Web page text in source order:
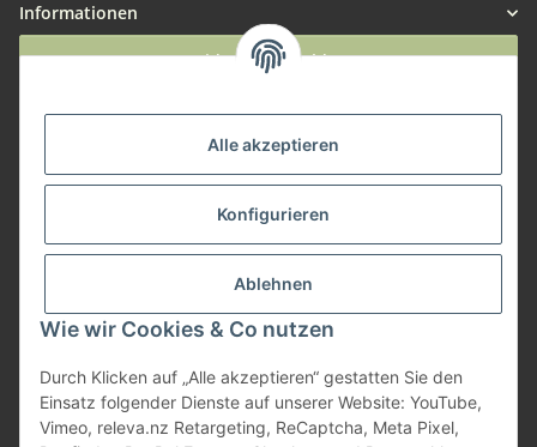
Alle akzeptieren
Konfigurieren
Ablehnen
Wie wir Cookies & Co nutzen
Durch Klicken auf „Alle akzeptieren“ gestatten Sie den
Einsatz folgender Dienste auf unserer Website: YouTube,
Vimeo, releva.nz Retargeting, ReCaptcha, Meta Pixel,
Informationen
Widerruf anmelden
Herstellerinformationen